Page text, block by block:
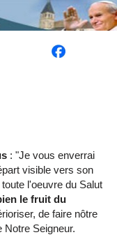
: "Je vous enverrai
visible vers son
l'oeuvre du Salut
le fruit du
de faire nôtre
Seigneur.